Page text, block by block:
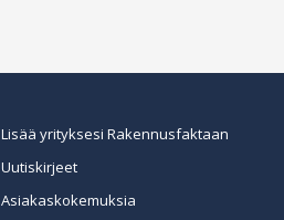
Lisää yrityksesi Rakennusfaktaan
Uutiskirjeet
Asiakaskokemuksia